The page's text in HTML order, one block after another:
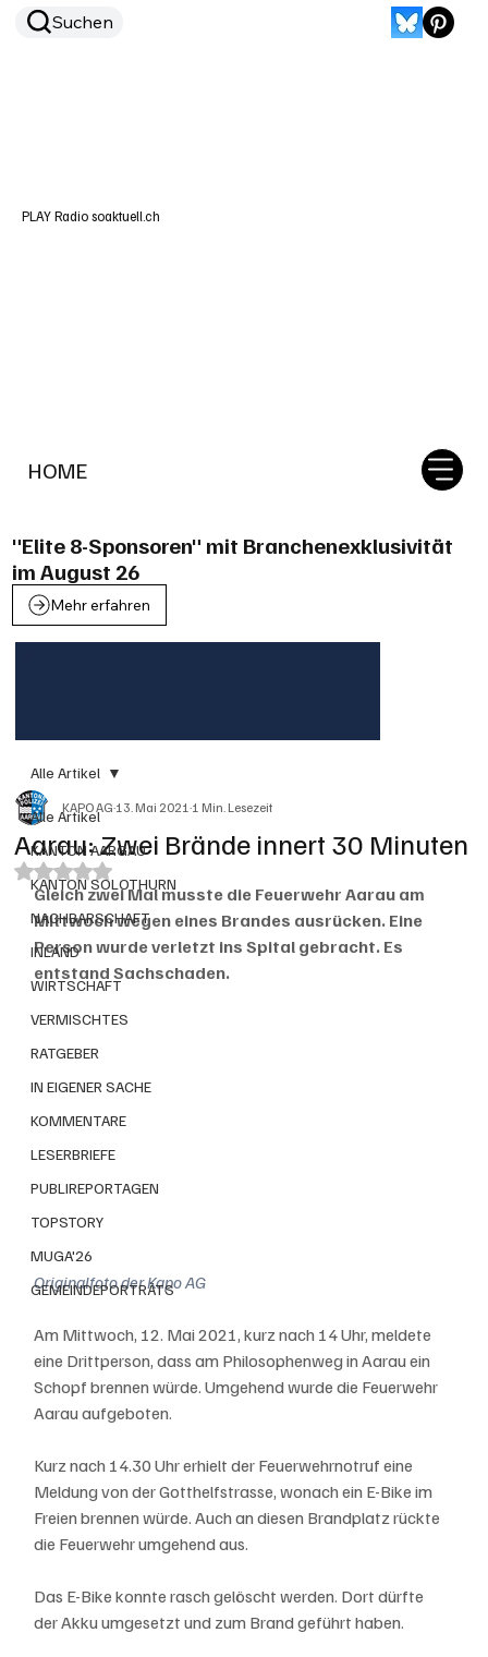
HOME
Suchen
PLAY Radio soaktuell.ch
"Elite 8-Sponsoren" mit Branchenexklusivität
im August 26
Mehr erfahren
Alle Artikel
KANTON AARGAU
KANTON SOLOTHURN
NACHBARSCHAFT
INLAND
WIRTSCHAFT
VERMISCHTES
RATGEBER
IN EIGENER SACHE
KOMMENTARE
LESERBRIEFE
PUBLIREPORTAGEN
TOPSTORY
MUGA'26
GEMEINDEPORTRÄTS
Alle Artikel
Aarau: Zwei Brände innert 30 Minuten
KAPO AG13. Mai 20211 Min. Lesezeit
Mit NaN von 5 Sternen bewertet.
Gleich zwei Mal musste die Feuerwehr Aarau am
Mittwoch wegen eines Brandes ausrücken. Eine
Person wurde verletzt ins Spital gebracht. Es
entstand Sachschaden.
Originalfoto der Kapo AG
Am Mittwoch, 12. Mai 2021, kurz nach 14 Uhr, meldete
eine Drittperson, dass am Philosophenweg in Aarau ein
Schopf brennen würde. Umgehend wurde die Feuerwehr
Aarau aufgeboten.
Kurz nach 14.30 Uhr erhielt der Feuerwehrnotruf eine
Meldung von der Gotthelfstrasse, wonach ein E-Bike im
Freien brennen würde. Auch an diesen Brandplatz rückte
die Feuerwehr umgehend aus.
Das E-Bike konnte rasch gelöscht werden. Dort dürfte
der Akku umgesetzt und zum Brand geführt haben.